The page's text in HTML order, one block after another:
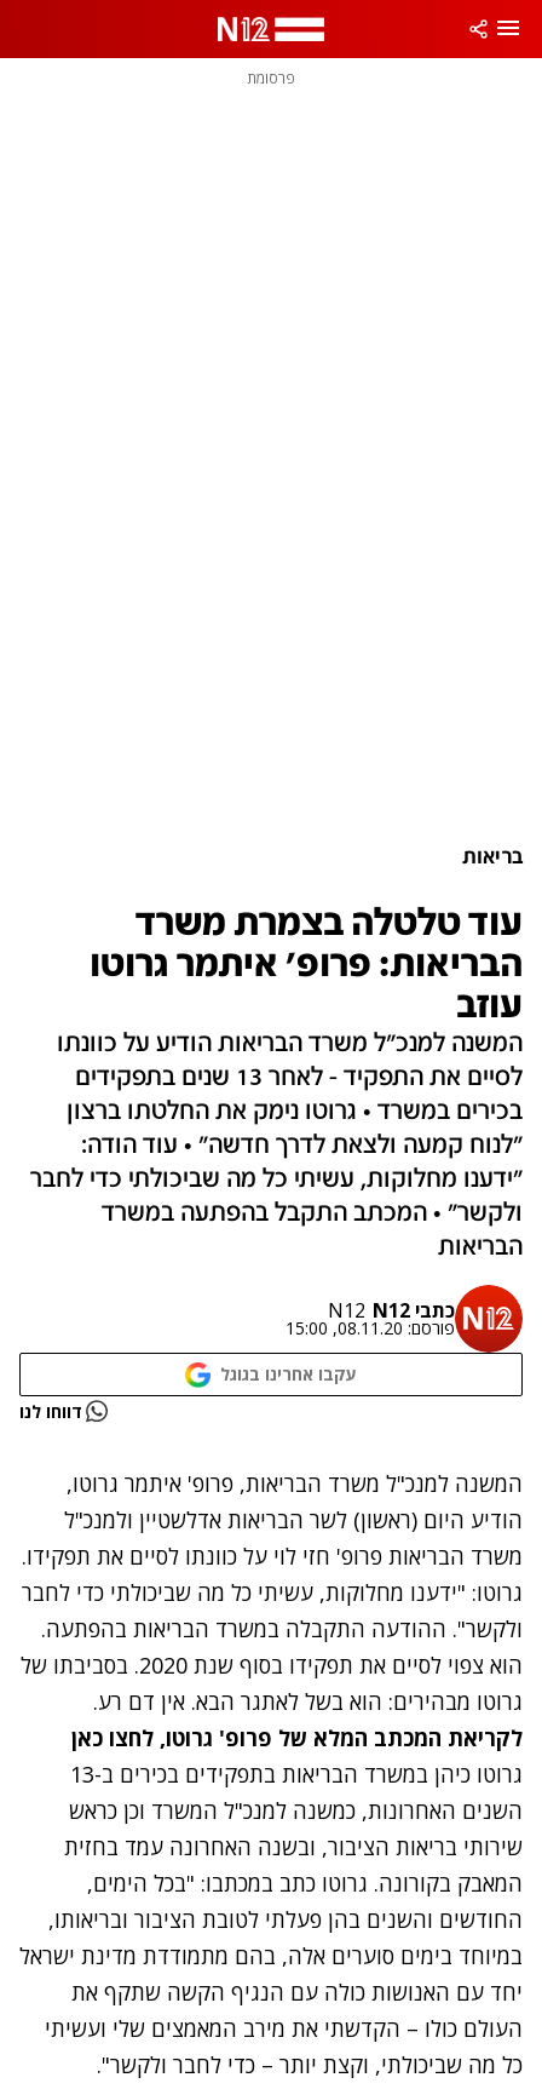
פרסומת
בריאות
עוד טלטלה בצמרת משרד
הבריאות: פרופ' איתמר גרוטו
עוזב
המשנה למנכ"ל משרד הבריאות הודיע על כוונתו
לסיים את התפקיד - לאחר 13 שנים בתפקידים
בכירים במשרד • גרוטו נימק את החלטתו ברצון
"לנוח קמעה ולצאת לדרך חדשה" • עוד הודה:
"ידענו מחלוקות, עשיתי כל מה שביכולתי כדי לחבר
ולקשר" • המכתב התקבל בהפתעה במשרד
הבריאות
כתבי N12 N12
פורסם: 08.11.20, 15:00
עקבו אחרינו בגוגל
נתקלנו בבעיה דווחו לנו
המשנה למנכ"ל משרד הבריאות, פרופ' איתמר גרוטו,
הודיע היום (ראשון) לשר הבריאות אדלשטיין ולמנכ"ל
משרד הבריאות פרופ' חזי לוי על כוונתו לסיים את תפקידו.
גרוטו: "ידענו מחלוקות, עשיתי כל מה שביכולתי כדי לחבר
ולקשר". ההודעה התקבלה במשרד הבריאות בהפתעה.
הוא צפוי לסיים את תפקידו בסוף שנת 2020. בסביבתו של
גרוטו מבהירים: הוא בשל לאתגר הבא. אין דם רע.
לקריאת המכתב המלא של פרופ' גרוטו, לחצו כאן
גרוטו כיהן במשרד הבריאות בתפקידים בכירים ב-13
השנים האחרונות, כמשנה למנכ"ל המשרד וכן כראש
שירותי בריאות הציבור, ובשנה האחרונה עמד בחזית
המאבק בקורונה. גרוטו כתב במכתבו: "בכל הימים,
החודשים והשנים בהן פעלתי לטובת הציבור ובריאותו,
במיוחד בימים סוערים אלה, בהם מתמודדת מדינת ישראל
יחד עם האנושות כולה עם הנגיף הקשה שתקף את
העולם כולו – הקדשתי את מירב המאמצים שלי ועשיתי
כל מה שביכולתי, וקצת יותר – כדי לחבר ולקשר".